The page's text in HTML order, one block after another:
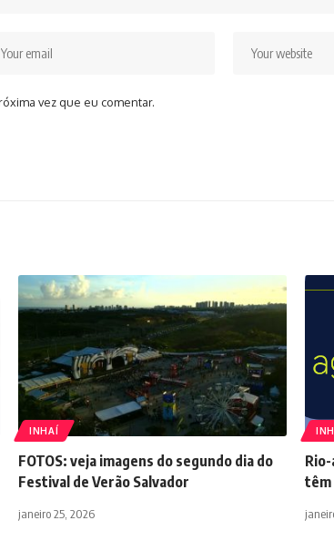
vez que eu comentar.
INHAÍ
FOTOS: veja imagens do segundo dia do
Festival de Verão Salvador
janeiro 25, 2026
têm